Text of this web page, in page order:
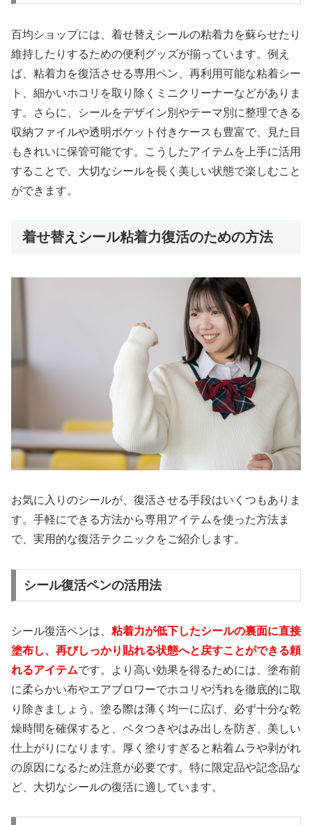
百均ショップには、着せ替えシールの粘着力を蘇らせたり
維持したりするための便利グッズが揃っています。例え
ば、粘着力を復活させる専用ペン、再利用可能な粘着シー
ト、細かいホコリを取り除くミニクリーナーなどがありま
す。さらに、シールをデザイン別やテーマ別に整理できる
収納ファイルや透明ポケット付きケースも豊富で、見た目
もきれいに保管可能です。こうしたアイテムを上手に活用
することで、大切なシールを長く美しい状態で楽しむこと
ができます。
着せ替えシール粘着力復活のための方法
お気に入りのシールが、復活させる手段はいくつもありま
す。手軽にできる方法から専用アイテムを使った方法ま
で、実用的な復活テクニックをご紹介します。
シール復活ペンの活用法
シール復活ペンは、 粘着力が低下したシールの裏面に直接
塗布し、再びしっかり貼れる状態へと戻すことができる頼
れるアイテムです。より高い効果を得るためには、塗布前
に柔らかい布やエアブロワーでホコリや汚れを徹底的に取
り除きましょう。塗る際は薄く均一に広げ、必ず十分な乾
燥時間を確保すると、ベタつきやはみ出しを防ぎ、美しい
仕上がりになります。厚く塗りすぎると粘着ムラや剥がれ
の原因になるため注意が必要です。特に限定品や記念品な
ど、大切なシールの復活に適しています。